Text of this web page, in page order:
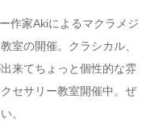
作家Akiによるマクラメジ
室の開催。クラシカル、
来てちょっと個性的な雰
セサリー教室開催中。ぜ
。